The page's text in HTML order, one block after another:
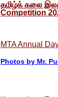
தமிழ்க் கலை
Competition
MTA Annual
Photos by Mr.